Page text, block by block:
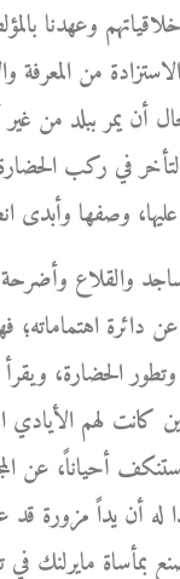
وعهدنا
من المعرفة
أن يمر ببلد من
في ركب
والقلاع وأضرحة
دائرة
الحضارة،
كانت لهم الأيادي
أحياناً، عن
له أن يداً مزورة
بمأساة مايرلنك في